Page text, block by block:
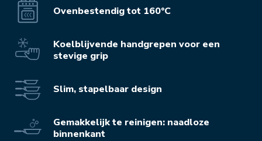
Ovenbestendig tot 160°C
Koelblijvende handgrepen voor een
stevige grip
Slim, stapelbaar design
Gemakkelijk te reinigen: naadloze
binnenkant